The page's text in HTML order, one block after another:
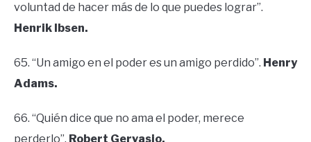
voluntad de hacer más de lo que puedes lograr”.
Henrik Ibsen.
65. “Un amigo en el poder es un amigo perdido”. Henry
Adams.
66. “Quién dice que no ama el poder, merece
perderlo”. Robert Gervasio.